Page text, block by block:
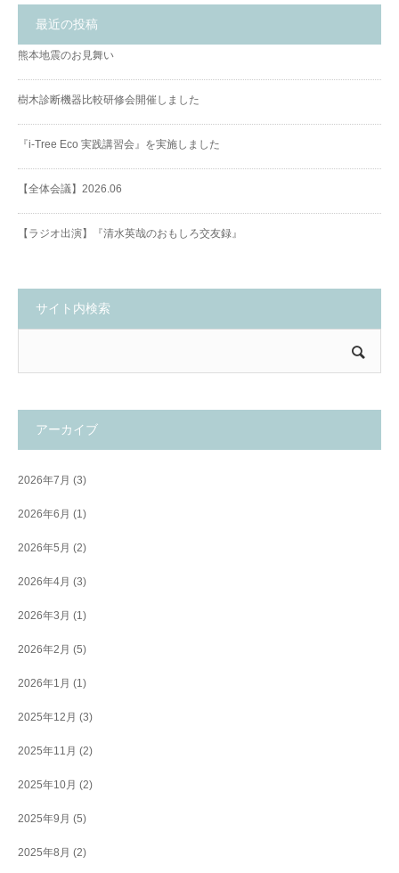
最近の投稿
熊本地震のお見舞い
樹木診断機器比較研修会開催しました
『i-Tree Eco 実践講習会』を実施しました
【全体会議】2026.06
【ラジオ出演】『清水英哉のおもしろ交友録』
サイト内検索
アーカイブ
2026年7月 (3)
2026年6月 (1)
2026年5月 (2)
2026年4月 (3)
2026年3月 (1)
2026年2月 (5)
2026年1月 (1)
2025年12月 (3)
2025年11月 (2)
2025年10月 (2)
2025年9月 (5)
2025年8月 (2)